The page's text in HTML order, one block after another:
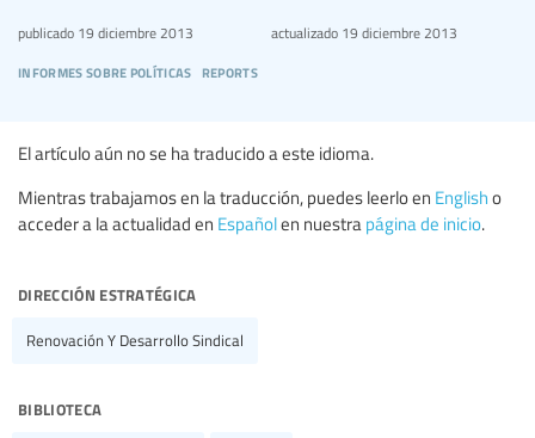
informes sobre políticas reports
publicado 19 diciembre 2013 actualizado19 diciembre 2013
El artículo aún no se ha traducido a este idioma.
Mientras trabajamos en la traducción, puedes leerlo en English o
acceder a la actualidad en Españolen nuestra página de inicio.
dirección estratégica
Renovación Y Desarrollo Sindical
biblioteca